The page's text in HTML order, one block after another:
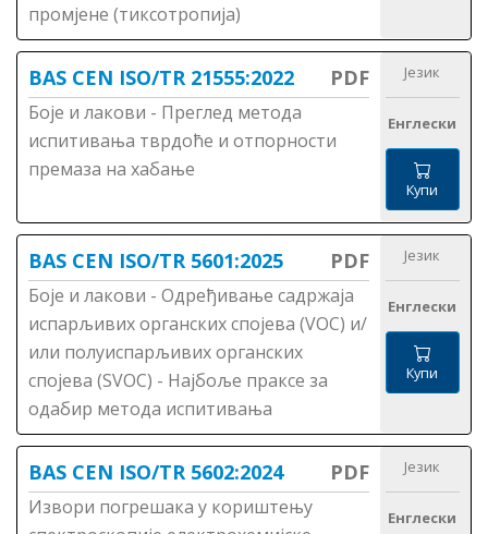
промјене (тиксотропија)
BAS CEN ISO/TR 21555:2022 PDF
Боје и лакови - Преглед метода
испитивања тврдоће и отпорности
премаза на хабање
Језик
Енглески
Купи
BAS CEN ISO/TR 5601:2025 PDF
Боје и лакови - Одређивање садржаја
испарљивих органских спојева (VOC) и/
или полуиспарљивих органских
спојева (SVOC) - Најбоље праксе за
одабир метода испитивања
Језик
Енглески
Купи
BAS CEN ISO/TR 5602:2024 PDF
Извори погрешака у кориштењу
Језик
Енглески